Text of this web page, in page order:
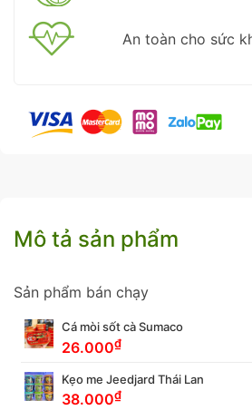
An toàn cho sức
Mô tả sản phẩm
Sản phẩm bán chạy
Cá mòi sốt cà Sumaco
26.000₫
Kẹo me Jeedjard Thái Lan
38.000₫